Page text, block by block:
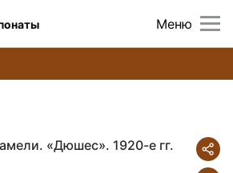
Меню
«Дюшес». 1920-е гг.